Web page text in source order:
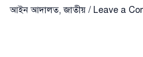
আইন আদালত,জাতীয় / Leave a